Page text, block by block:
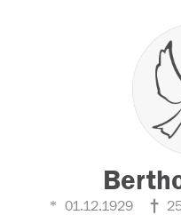
01.12.1929